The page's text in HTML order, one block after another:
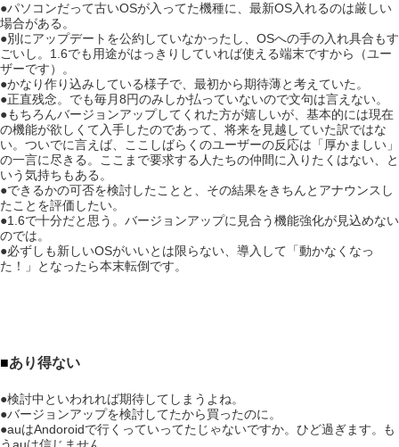
●パソコンだって古いOSが入ってた機種に、最新OS入れるのは厳しい
場合がある。
●別にアップデートを公約していなかったし、OSへの手の入れ具合もす
ごいし。1.6でも用途がはっきりしていれば使える端末ですから（ユー
ザーです）。
●かなり作り込みしている様子で、最初から期待薄と考えていた。
●正直残念。でも毎月8円のみしか払っていないので文句は言えない。
●もちろんバージョンアップしてくれた方が嬉しいが、基本的には現在
の機能が欲しくて入手したのであって、将来を見越していた訳ではな
い。ついでに言えば、ここしばらくのユーザーの反応は「厚かましい」
の一言に尽きる。ここまで要求する人たちの仲間に入りたくはない、と
いう気持ちもある。
●できるかの可否を検討したことと、その結果をきちんとアナウンスし
たことを評価したい。
●1.6で十分だと思う。バージョンアップに見合う機能強化が見込めない
のでは。
●必ずしも新しいOSがいいとは限らない、導入して「動かなくなっ
た！」となったら本末転倒です。
■あり得ない
●検討中といわれれば期待してしまうよね。
●バージョンアップを検討してたから買ったのに。
●auはAndoroidで行くっていってたじゃないですか。ひど過ぎます。も